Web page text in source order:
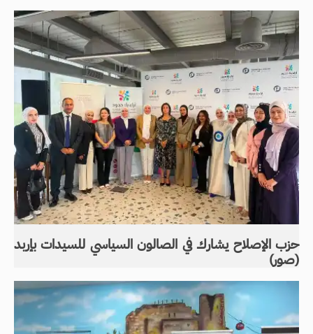
حزب الإصلاح يشارك في الصالون السياسي للسيدات بإربد
(صور)